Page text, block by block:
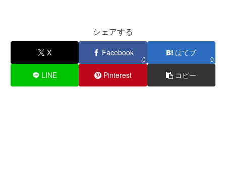
シェアする
X Facebook
0
はてブ
0
LINE Pinterest コピー